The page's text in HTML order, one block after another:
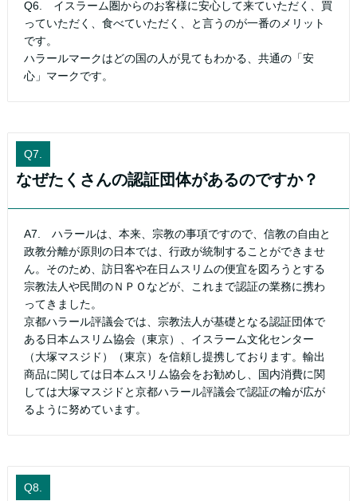
Q6. イスラーム圏からのお客様に安心して来ていただく、買
っていただく、食べていただく、と言うのが一番のメリット
です。
ハラールマークはどの国の人が見てもわかる、共通の「安
心」マークです。
Q7.
なぜたくさんの認証団体があるのですか？
A7. ハラールは、本来、宗教の事項ですので、信教の自由と
政教分離が原則の日本では、行政が統制することができませ
ん。そのため、訪日客や在日ムスリムの便宜を図ろうとする
宗教法人や民間のＮＰＯなどが、これまで認証の業務に携わ
ってきました。
京都ハラール評議会では、宗教法人が基礎となる認証団体で
ある日本ムスリム協会（東京）、イスラーム文化センター
（大塚マスジド）（東京）を信頼し提携しております。輸出
商品に関しては日本ムスリム協会をお勧めし、国内消費に関
しては大塚マスジドと京都ハラール評議会で認証の輪が広が
るように努めています。
Q8.